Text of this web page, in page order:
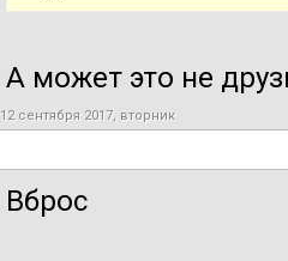
А может это не
12 сентября 2017, вторник
Вброс